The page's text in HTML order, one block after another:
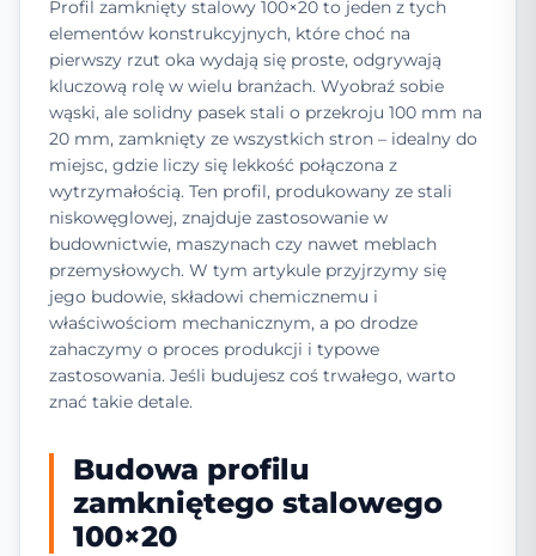
Profil zamknięty stalowy 100×20 to jeden z tych
elementów konstrukcyjnych, które choć na
pierwszy rzut oka wydają się proste, odgrywają
kluczową rolę w wielu branżach. Wyobraź sobie
wąski, ale solidny pasek stali o przekroju 100 mm na
20 mm, zamknięty ze wszystkich stron – idealny do
miejsc, gdzie liczy się lekkość połączona z
wytrzymałością. Ten profil, produkowany ze stali
niskowęglowej, znajduje zastosowanie w
budownictwie, maszynach czy nawet meblach
przemysłowych. W tym artykule przyjrzymy się
jego budowie, składowi chemicznemu i
właściwościom mechanicznym, a po drodze
zahaczymy o proces produkcji i typowe
zastosowania. Jeśli budujesz coś trwałego, warto
znać takie detale.
Budowa profilu
zamkniętego stalowego
100×20